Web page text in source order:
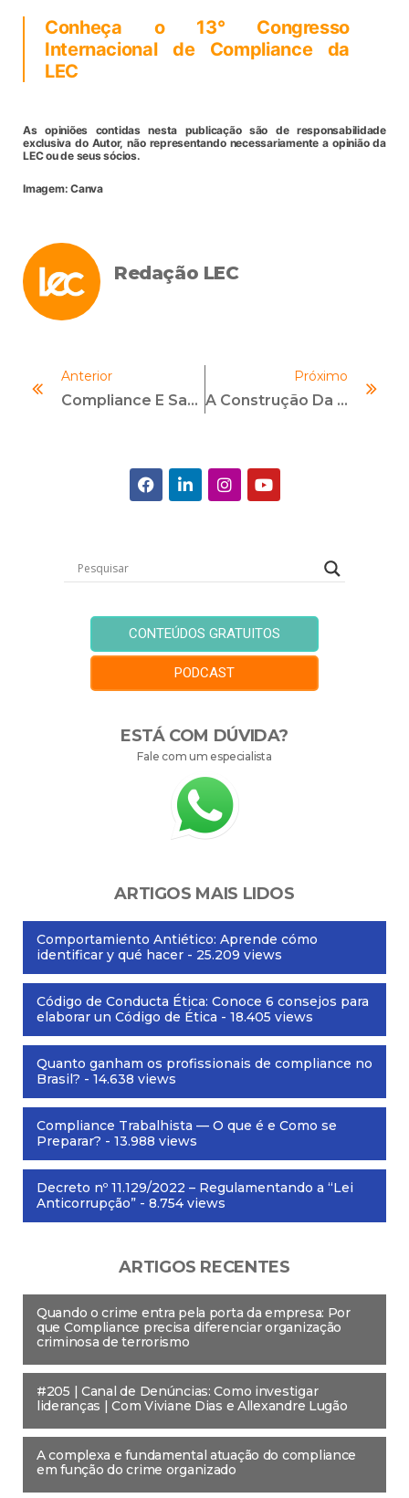
Conheça o 13° Congresso
Internacional de Compliance da
LEC
As opiniões contidas nesta publicação são de responsabilidade
exclusiva do Autor, não representando necessariamente a opinião da
LEC ou de seus sócios.
Imagem: Canva
Redação LEC
Anterior
Compliance E Saúde Mental No Trabalho: O Custo Ético Do Adoecimento Silencioso Nas Organizações
Próximo
A Construção Da Reputação Profissional No Compliance
CONTEÚDOS GRATUITOS
PODCAST
ESTÁ COM DÚVIDA?
Fale com um especialista
ARTIGOS MAIS LIDOS
Comportamiento Antiético: Aprende cómo
identificar y qué hacer - 25.209 views
Código de Conducta Ética: Conoce 6 consejos para
elaborar un Código de Ética - 18.405 views
Quanto ganham os profissionais de compliance no
Brasil? - 14.638 views
Compliance Trabalhista — O que é e Como se
Preparar? - 13.988 views
Decreto nº 11.129/2022 – Regulamentando a “Lei
Anticorrupção” - 8.754 views
ARTIGOS RECENTES
Quando o crime entra pela porta da empresa: Por
que Compliance precisa diferenciar organização
criminosa de terrorismo
#205 | Canal de Denúncias: Como investigar
lideranças | Com Viviane Dias e Allexandre Lugão
A complexa e fundamental atuação do compliance
em função do crime organizado